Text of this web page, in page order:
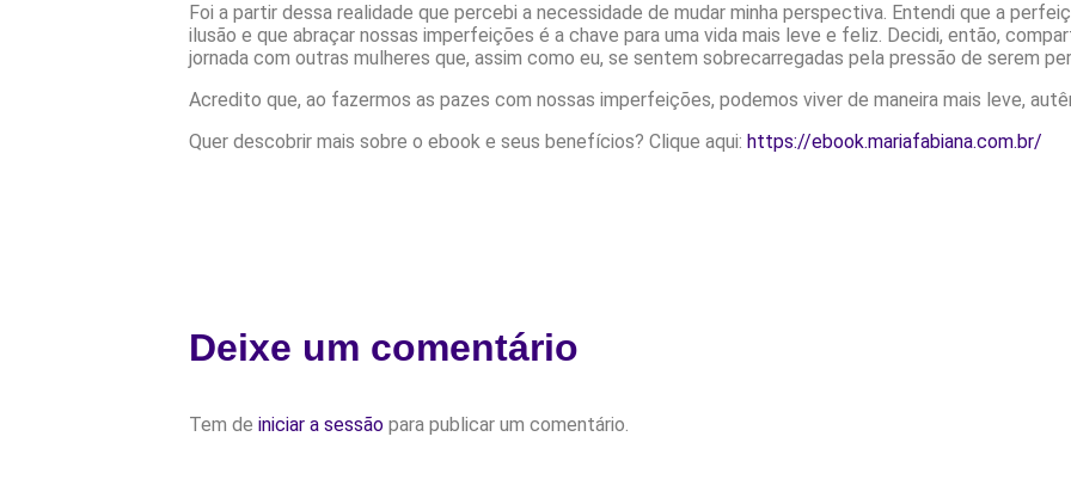
Foi a partir dessa realidade que percebi a necessidade de mudar minha perspectiva. Entendi que a
ilusão e que abraçar nossas imperfeições é a chave para uma vida mais leve e feliz. Decidi, então,
jornada com outras mulheres que, assim como eu, se sentem sobrecarregadas pela pressão de serem
Acredito que, ao fazermos as pazes com nossas imperfeições, podemos viver de maneira mais leve,
Quer descobrir mais sobre o ebook e seus benefícios? Clique aqui: https://ebook.mariafabiana.com.br/
Deixe um comentário
Tem de iniciar a sessão para publicar um comentário.